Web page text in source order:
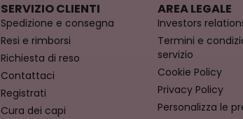
SERVIZIO CLIENTI
Spedizione e consegna
Resi e rimborsi
Richiesta di reso
Contattaci
Registrati
Cura dei capi
AREA LEGALE
Investors
Termini e
servizio
Cookie Policy
Privacy Policy
Personalizza le